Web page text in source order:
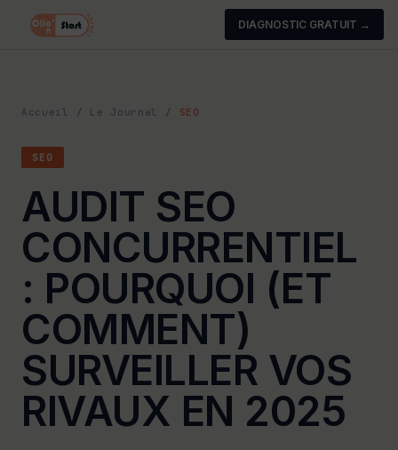
DIAGNOSTIC GRATUIT →
Accueil / Le Journal / SEO
SEO
AUDIT SEO
CONCURRENTIEL
: POURQUOI (ET
COMMENT)
SURVEILLER VOS
RIVAUX EN 2025